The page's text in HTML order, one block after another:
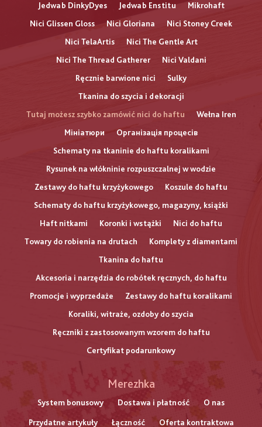
Jedwab DinkyDyes
Jedwab Enstitu
Mikrohaft
Nici Glissen Gloss
Nici Gloriana
Nici Stoney Creek
Nici TelaArtis
Nici The Gentle Art
Nici The Thread Gatherer
Nici Valdani
Ręcznie barwione nici
Sulky
Tkanina do szycia i dekoracji
Tutaj możesz szybko zamówić nici do haftu
Wełna Iren
Мініатюри
Організація процесів
Schematy na tkaninie do haftu koralikami
Rysunek na włókninie rozpuszczalnej w wodzie
Zestawy do haftu krzyżykowego
Koszule do haftu
Schematy do haftu krzyżykowego, magazyny, książki
Haft nitkami
Koronki i wstążki
Nici do haftu
Towary do robienia na drutach
Komplety z diamentami
Tkanina do haftu
Akcesoria i narzędzia do robótek ręcznych, do haftu
Promocje i wyprzedaże
Zestawy do haftu koralikami
Koraliki, witraże, ozdoby do szycia
Ręczniki z zastosowanym wzorem do haftu
Certyfikat podarunkowy
нижнього
Merezhka
System bonusowy Dostawa i płatność O nas
Przydatne artykuły Łączność Oferta kontraktowa